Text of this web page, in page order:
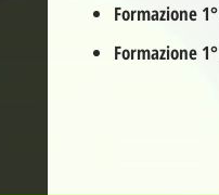
Formazione
Formazione